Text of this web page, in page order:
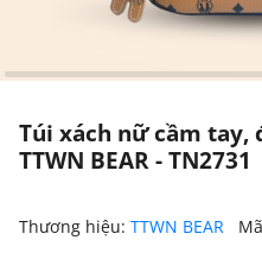
Túi xách nữ cầm tay,
TTWN BEAR - TN2731
Thương hiệu: TTWN BEAR